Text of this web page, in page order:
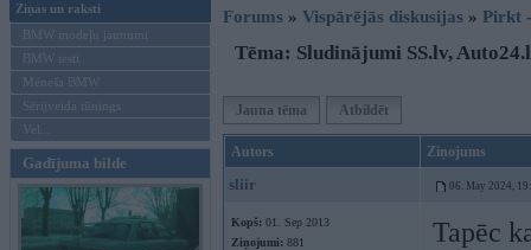
Ziņas un raksti
BMW modeļu jaunumi
BMW testi
Mēneša BMW
Sērijveida tūnings
Vel...
Gadījuma bilde
Forums » Vispārējās diskusijas » Pirkt
Tēma: Sludinājumi SS.lv,
Jauna tēma Atbildēt
Autors Ziņojums
sliir 06. May 2024,
Kopš: 01. Sep 2013
Ziņojumi: 881
Tapēc